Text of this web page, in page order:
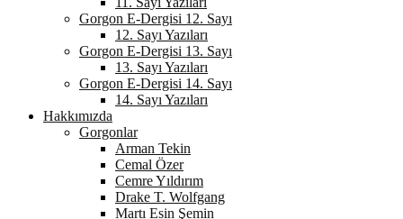
Gorgon E-Dergisi 12. Sayı
12. Sayı Yazıları
Gorgon E-Dergisi 13. Sayı
13. Sayı Yazıları
Gorgon E-Dergisi 14. Sayı
14. Sayı Yazıları
Hakkımızda
Gorgonlar
Arman Tekin
Cemal Özer
Cemre Yıldırım
Drake T. Wolfgang
Martı Esin Şemin